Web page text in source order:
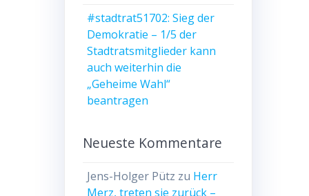
#stadtrat51702: Sieg der
Demokratie – 1/5 der
Stadtratsmitglieder kann
auch weiterhin die
„Geheime Wahl“
beantragen
Neueste Kommentare
Jens-Holger Pütz zu Herr
Merz, treten sie zurück –